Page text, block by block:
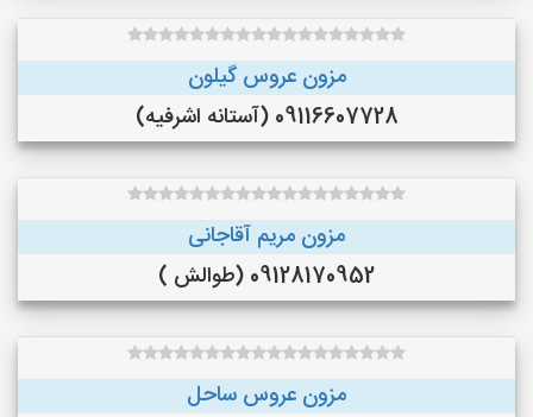
مزون عروس گیلون
09116607728 (آستانه اشرفیه)
مزون مریم آقاجانی
09128170952 (طوالش )
مزون عروس ساحل